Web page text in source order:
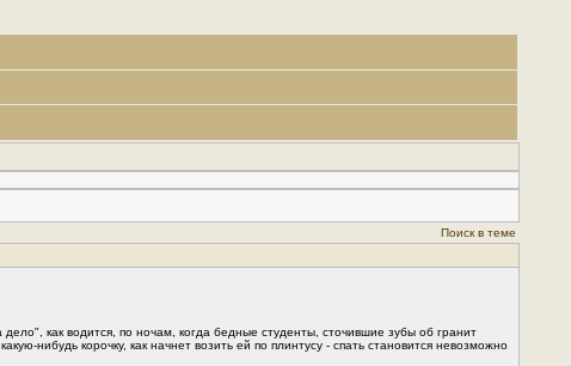
Поиск в теме
как водится, по ночам, когда бедные студенты, сточившие зубы об гранит
нибудь корочку, как начнет возить ей по плинтусу - спать становится невозможно